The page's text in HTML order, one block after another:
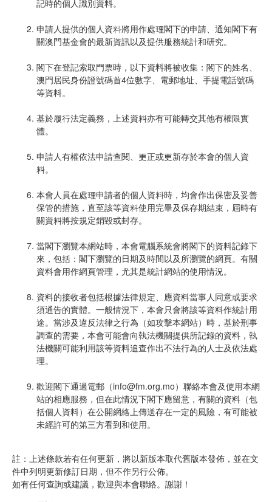
記時的個人識別資料。
申請人提供的個人資料將用作處理閣下的申請、通知閣下有
關澳門基金會的最新資訊以及提供服務統計和研究。
閣下在登記索取門票時，以下資料將被收集：閣下的姓名、
澳門居民身份證號碼首4位數字、電郵地址、手提電話號碼
等資料。
基於履行法定義務，上述資料亦有可能轉交其他有權限實
體。
申請人有權依法申請查閱、更正或更新存於本會的個人資
料。
本會人員在處理申請者的個人資料時，均會作出保密及妥善
保管的措施，直至該等資料使用完畢及保存期結束，屆時有
關資料將按規定銷毀或封存。
當閣下瀏覽本網站時，本會電腦系統會將閣下的資料記錄下
來，包括：閣下瀏覽的日期及時間以及所瀏覽的網頁。有關
資料會用作網頁管理，尤其是統計網站的使用情況。
資料的接收者包括根據法律規定、應資料當事人同意或要求
須通告的實體。一般情況下，本會只會將該等資料作統計用
途。當涉及違反法律之行為（如攻擊本網站）時，基於刑事
調查的需要，本會可能會向執法機關提供所記錄的資料，執
法機關可能利用該等資料追查作出不法行為的人士及依法處
理。
歡迎閣下通過電郵（info@fm.org.mo）聯絡本會及使用本網
站的相應服務，但在此情況下閣下應留意，有關的資料（包
括個人資料）在公開網絡上傳送存在一定的風險，有可能被
未經許可的第三方看到和使用。
註：上述條款若有任何更新，將以新版本取代舊版本發佈，並在文
件中列明更新修訂日期，但不作另行公佈。
如有任何查詢或建議，歡迎與本會聯絡。謝謝！